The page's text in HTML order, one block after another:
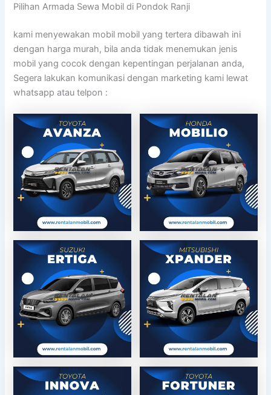
Pilihan Armada Sewa Mobil di Pondok Ranji
kami menyewakan mobil mobil yang tertera dibawah ini
dengan harga murah, bila anda tidak menemukan jenis
mobil yang cocok dengan kepentingan perjalanan anda,
Segera lakukan komunikasi dengan marketing kami lewat
whatsapp atau telpon :